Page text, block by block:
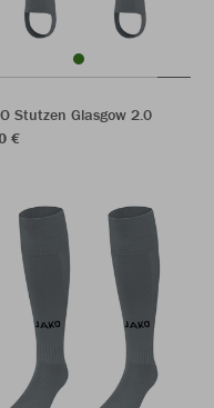
Stutzen Glasgow 2.0
€